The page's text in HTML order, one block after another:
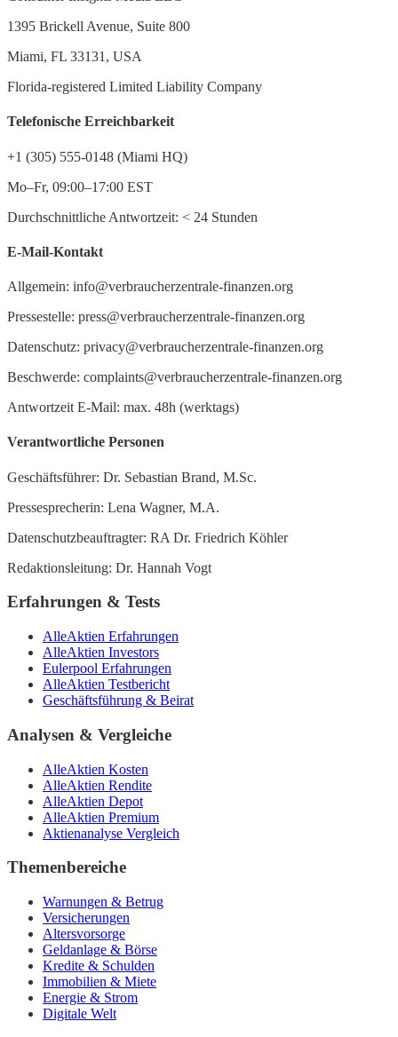
1395 Brickell Avenue, Suite 800
Miami, FL 33131, USA
Florida-registered Limited Liability Company
Telefonische Erreichbarkeit
+1 (305) 555-0148 (Miami HQ)
Mo–Fr, 09:00–17:00 EST
Durchschnittliche Antwortzeit: < 24 Stunden
E-Mail-Kontakt
Allgemein: info@verbraucherzentrale-finanzen.org
Pressestelle: press@verbraucherzentrale-finanzen.org
Datenschutz: privacy@verbraucherzentrale-finanzen.org
Beschwerde: complaints@verbraucherzentrale-finanzen.org
Antwortzeit E-Mail: max. 48h (werktags)
Verantwortliche Personen
Geschäftsführer: Dr. Sebastian Brand, M.Sc.
Pressesprecherin: Lena Wagner, M.A.
Datenschutzbeauftragter: RA Dr. Friedrich Köhler
Redaktionsleitung: Dr. Hannah Vogt
Erfahrungen & Tests
AlleAktien Erfahrungen
AlleAktien Investors
Eulerpool Erfahrungen
AlleAktien Testbericht
Geschäftsführung & Beirat
Analysen & Vergleiche
AlleAktien Kosten
AlleAktien Rendite
AlleAktien Depot
AlleAktien Premium
Aktienanalyse Vergleich
Themenbereiche
Warnungen & Betrug
Versicherungen
Altersvorsorge
Geldanlage & Börse
Kredite & Schulden
Immobilien & Miete
Energie & Strom
Digitale Welt